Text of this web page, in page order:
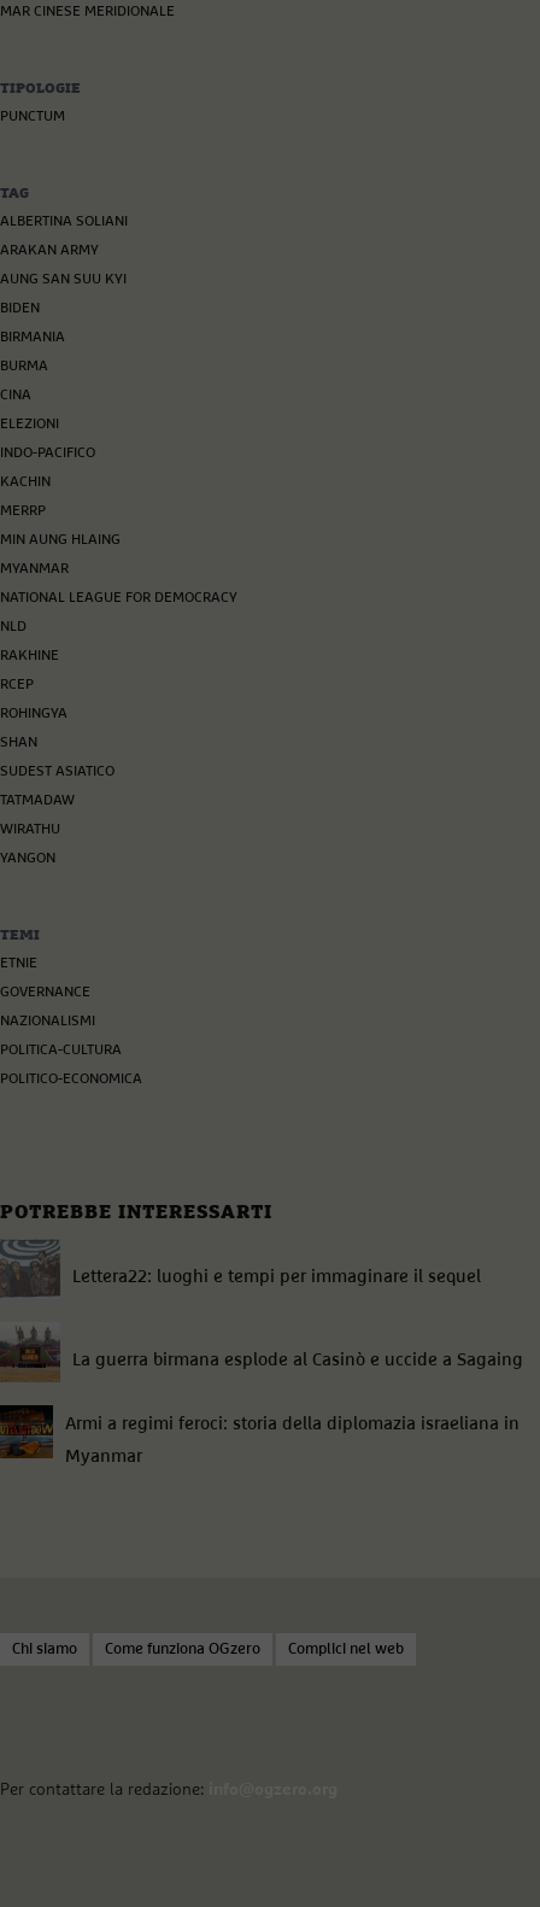
MAR CINESE MERIDIONALE
TIPOLOGIE
PUNCTUM
TAG
ALBERTINA SOLIANI
ARAKAN ARMY
AUNG SAN SUU KYI
BIDEN
BIRMANIA
BURMA
CINA
ELEZIONI
INDO-PACIFICO
KACHIN
MERRP
MIN AUNG HLAING
MYANMAR
NATIONAL LEAGUE FOR DEMOCRACY
NLD
RAKHINE
RCEP
ROHINGYA
SHAN
SUDEST ASIATICO
TATMADAW
WIRATHU
YANGON
TEMI
ETNIE
GOVERNANCE
NAZIONALISMI
POLITICA-CULTURA
POLITICO-ECONOMICA
POTREBBE INTERESSARTI
Lettera22: luoghi e tempi per immaginare il sequel
La guerra birmana esplode al Casinò e uccide a Sagaing
Armi a regimi feroci: storia della diplomazia israeliana in
Myanmar
Chi siamo Come funziona OGzero Complici nel web
Per contattare la redazione: